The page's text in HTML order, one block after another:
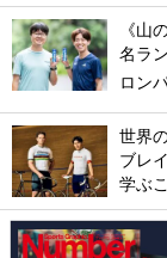
《山
名ラ
ロン
世界
ブレ
学ぶ